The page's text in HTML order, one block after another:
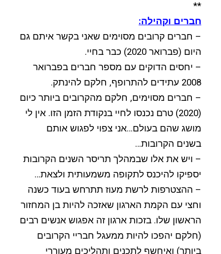
**
חברים וקהילה:
– חברים קרובים מסוימים שאני בקשר איתם גם
היום (פברואר 2020) כבר בחיי.
– יחסים הדוקים עם מספר חברים בפברואר
2008 עתידים להתרופף, חלקם להינתק.
– חברים מסוימים, חלקם מהקרובים ביותר כיום
(2020) טרם נכנסו לחיי בנקודת הזמן הזו. אין לי
מושג שהם בעולם…אני צפוי לפגוש אותם
בשנים הקרובות…
– ויש את אלו שבמהלך תריסר השנים הקרובות
יספיקו להיכנס לתקופה משמעותית ולצאת…
– ההצטרפות לרשת מעוז תתרחש בעוד כשנה
וחצי עם הקמת הארגון שאזכה להיות בן המחזור
הראשון שלו. בזכות ארגון זה אפגוש אנשים רבים
(חלקם יהפכו להיות ממעגל חבריי הקרובים
ביותר) ואיחשף לתכנים ותהליכים מעוררי